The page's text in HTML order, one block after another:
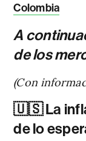
Colombia
A
de los
(Con
🇺🇸 La
de lo